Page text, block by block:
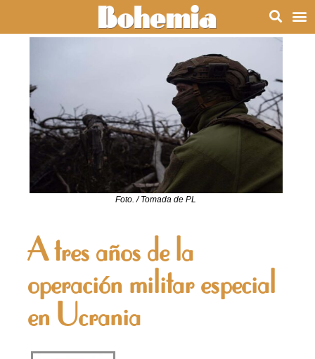
Foto. / Tomada de PL
A tres años de la
operación militar especial
en Ucrania